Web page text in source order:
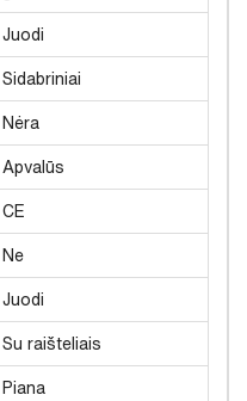
Juodi
Sidabriniai
Nėra
Apvalūs
CE
Ne
Juodi
Su raišteliais
Piana